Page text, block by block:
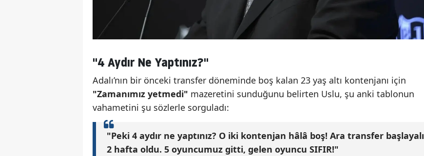
"4 Aydır Ne Yaptınız?"
Adalı’nın bir önceki transfer döneminde boş kalan 23 yaş altı kontenjanı için
"Zamanımız yetmedi" mazeretini sunduğunu belirten Uslu, şu anki tablonun
vahametini şu sözlerle sorguladı:
"Peki 4 aydır ne yaptınız? O iki kontenjan hâlâ boş! Ara transfer başlayalı
2 hafta oldu. 5 oyuncumuz gitti, gelen oyuncu SIFIR!"